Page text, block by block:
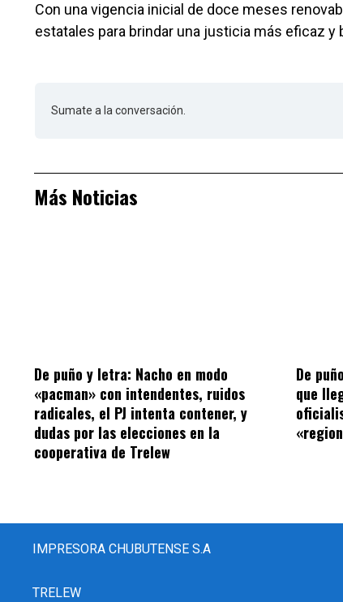
Con una vigencia inicial de doce meses
estatales para brindar una justicia más eficaz
Sumate a la conversación.
Más Noticias
De puño y letra: Nacho en modo
«pacman» con intendentes, ruidos
radicales, el PJ intenta contener, y
dudas por las elecciones en la
cooperativa de Trelew
De
que
IMPRESORA CHUBUTENSE S.A
TRELEW